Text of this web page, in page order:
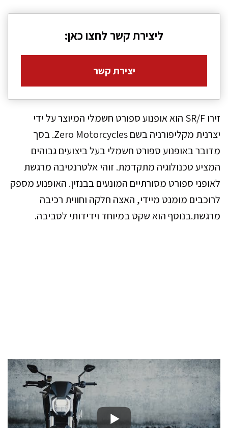
ליצירת קשר לחצו כאן:
יצירת קשר
זירו SR/F הוא אופנוע ספורט חשמלי המיוצר על ידי
יצרנית מקליפורניה בשם Zero Motorcycles. בסך
מדובר באופנוע ספורט חשמלי בעל ביצועים גבוהים
המציע טכנולוגיה מתקדמת. זוהי אלטרנטיבה מרגשת
לאופני ספורט מסורתיים המונעים בבנזין. האופנוע מספק
לרוכבים מומנט מיידי, האצה חלקה וחווית רכיבה
מרגשת.בנוסף הוא שקט במיוחד וידידותי לסביבה.